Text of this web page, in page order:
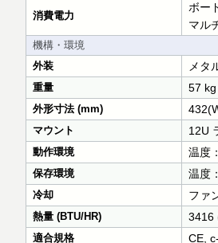
消費電力
ボー
マル
機構・環境
外装
メタ
重量 57 kg
外形寸法 (mm)
マウント 12U
動作環境 温度
保存環境 温度
冷却 ファ
熱量 (BTU/HR) 3416
適合規格 CE,